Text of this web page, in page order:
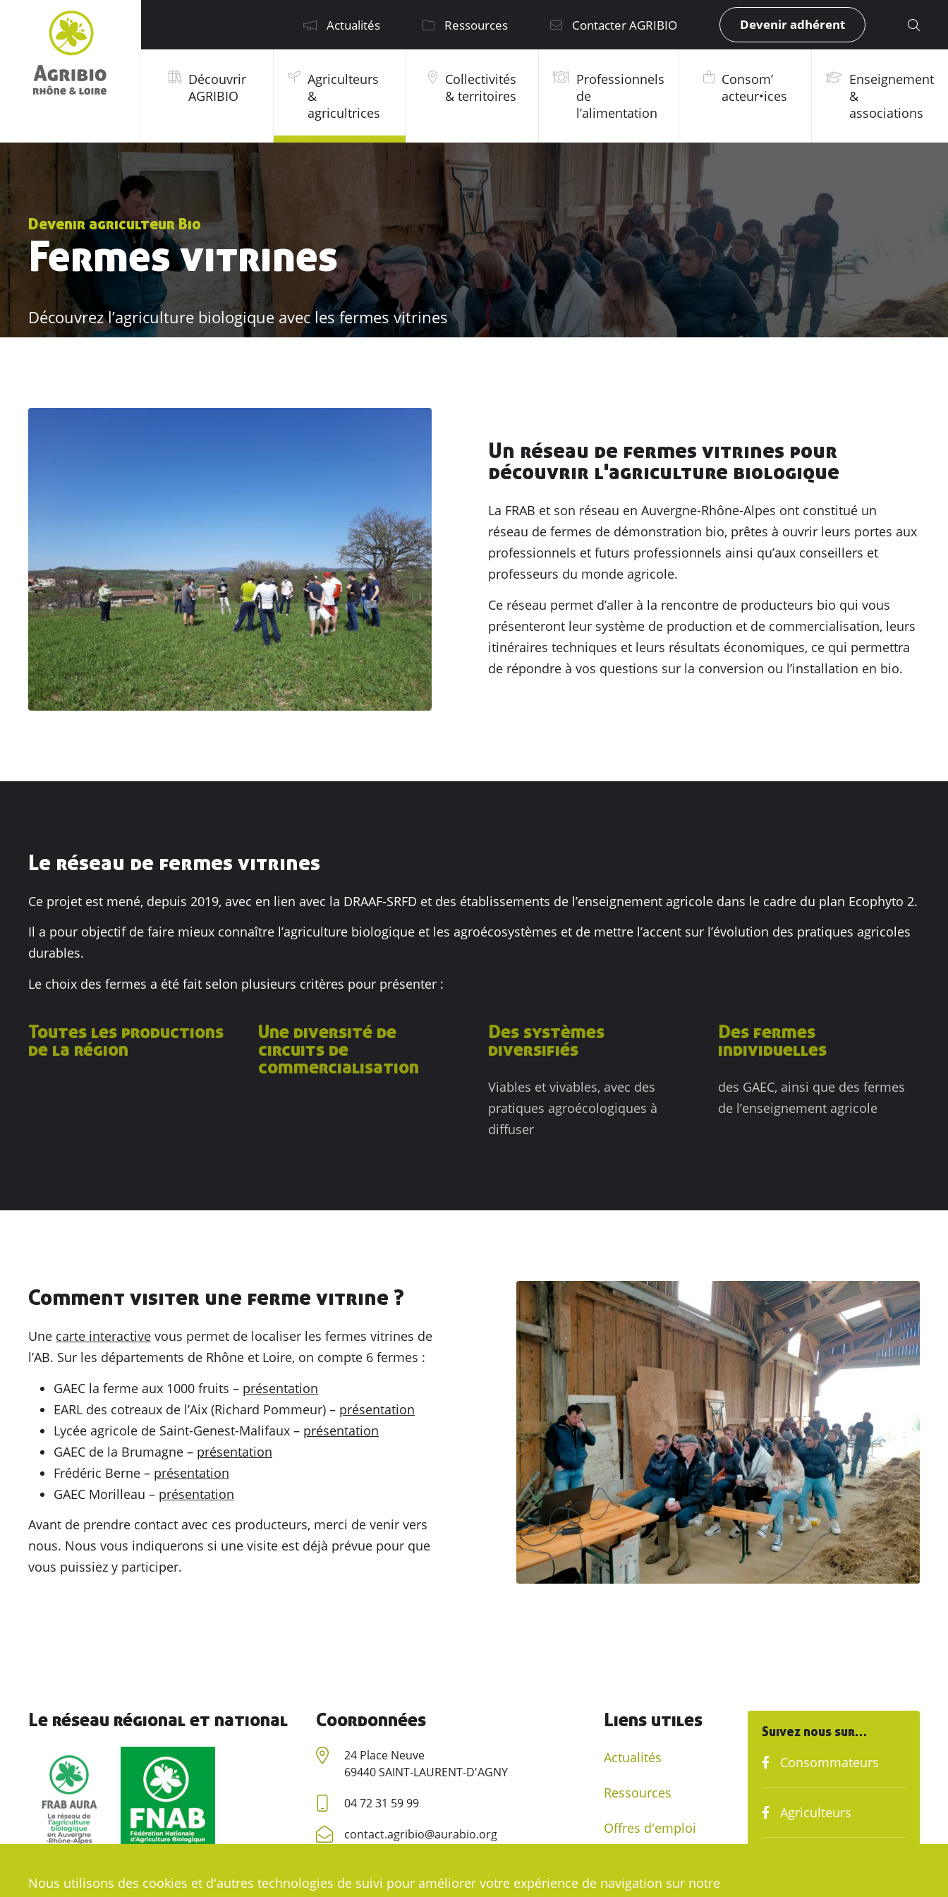
Actualités Ressources Contacter AGRIBIO Devenir adhérent
Découvrir
AGRIBIO
Agriculteurs
&
agricultrices
Collectivités
& territoires
Professionnels
de
l’alimentation
Consom’
acteur•ices
Enseignement
&
associations
Devenir agriculteur Bio
Fermes vitrines
Découvrez l’agriculture biologique avec les fermes vitrines
Un réseau de fermes vitrines pour
découvrir l'agriculture biologique
La FRAB et son réseau en Auvergne-Rhône-Alpes ont constitué un
réseau de fermes de démonstration bio, prêtes à ouvrir leurs portes aux
professionnels et futurs professionnels ainsi qu’aux conseillers et
professeurs du monde agricole.
Ce réseau permet d’aller à la rencontre de producteurs bio qui vous
présenteront leur système de production et de commercialisation, leurs
itinéraires techniques et leurs résultats économiques, ce qui permettra
de répondre à vos questions sur la conversion ou l’installation en bio.
Le réseau de fermes vitrines
Ce projet est mené, depuis 2019, avec en lien avec la DRAAF-SRFD et des établissements de l’enseignement agricole dans le cadre du plan Ecophyto 2.
Il a pour objectif de faire mieux connaître l’agriculture biologique et les agroécosystèmes et de mettre l’accent sur l’évolution des pratiques agricoles
durables.
Le choix des fermes a été fait selon plusieurs critères pour présenter :
Toutes les productions
de la région
Une diversité de
circuits de
commercialisation
Des systèmes
diversifiés
Viables et vivables, avec des
pratiques agroécologiques à
diffuser
Des fermes
individuelles
des GAEC, ainsi que des fermes
de l’enseignement agricole
Comment visiter une ferme vitrine ?
Une carte interactive vous permet de localiser les fermes vitrines de
l’AB. Sur les départements de Rhône et Loire, on compte 6 fermes :
GAEC la ferme aux 1000 fruits – présentation
EARL des cotreaux de l’Aix (Richard Pommeur) – présentation
Lycée agricole de Saint-Genest-Malifaux – présentation
GAEC de la Brumagne – présentation
Frédéric Berne – présentation
GAEC Morilleau – présentation
Avant de prendre contact avec ces producteurs, merci de venir vers
nous. Nous vous indiquerons si une visite est déjà prévue pour que
vous puissiez y participer.
Le réseau régional et national Coordonnées
24 Place Neuve
69440 SAINT-LAURENT-D'AGNY
04 72 31 59 99
contact.agribio@aurabio.org
Liens utiles
Actualités
Ressources
Offres d'emploi
Suivez nous sur…
Consommateurs
Agriculteurs
Nous utilisons des cookies et d'autres technologies de suivi pour améliorer votre expérience de navigation sur notre